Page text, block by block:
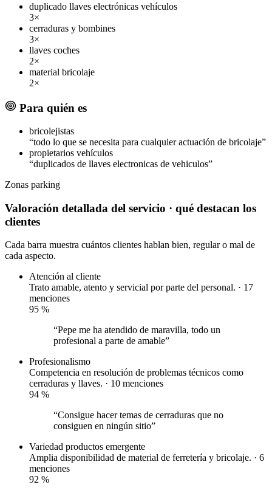
duplicado llaves electrónicas vehículos
3×
cerraduras y bombines
3×
llaves coches
2×
material bricolaje
2×
Para quién es
bricolejistas
“todo lo que se necesita para cualquier actuación de bricolaje”
propietarios vehículos
“duplicados de llaves electronicas de vehiculos”
Zonas parking
Valoración detallada del servicio · qué destacan los
clientes
Cada barra muestra cuántos clientes hablan bien, regular o mal de
cada aspecto.
Atención al cliente
Trato amable, atento y servicial por parte del personal. · 17
menciones
95 %
“Pepe me ha atendido de maravilla, todo un
profesional a parte de amable”
Profesionalismo
Competencia en resolución de problemas técnicos como
cerraduras y llaves. · 10 menciones
94 %
“Consigue hacer temas de cerraduras que no
consiguen en ningún sitio”
Variedad productos emergente
Amplia disponibilidad de material de ferretería y bricolaje. · 6
menciones
92 %